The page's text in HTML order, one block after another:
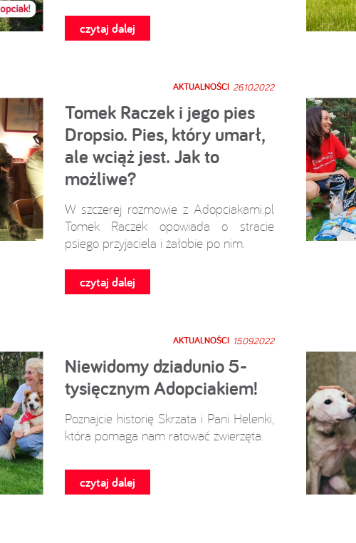
czytaj dalej
AKTUALNOŚCI 26.10.2022
Tomek Raczek i jego pies
Dropsio. Pies, który umarł,
ale wciąż jest. Jak to
możliwe?
W szczerej rozmowie z Adopciakami.pl
Tomek Raczek opowiada o stracie
psiego przyjaciela i żałobie po nim.
czytaj dalej
AKTUALNOŚCI 15.09.2022
Niewidomy dziadunio 5-
tysięcznym Adopciakiem!
Poznajcie historię Skrzata i Pani Helenki,
która pomaga nam ratować zwierzęta.
czytaj dalej